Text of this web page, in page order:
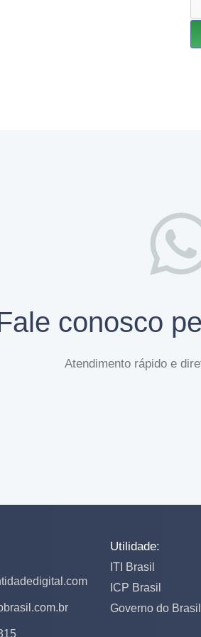
conosco
Atendimento rápido e
Utilidade:
ITI Brasil
ICP Brasil
Governo do Brasil